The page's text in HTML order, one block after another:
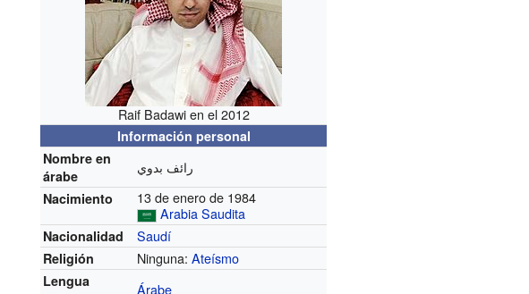
Raif Badawi en el 2012
Información personal
Nombre en
árabe
رائف بدوي
Nacimiento
13 de enero de 1984
Arabia Saudita
Nacionalidad Saudí
Religión Ninguna:Ateísmo
Lengua
Árabe